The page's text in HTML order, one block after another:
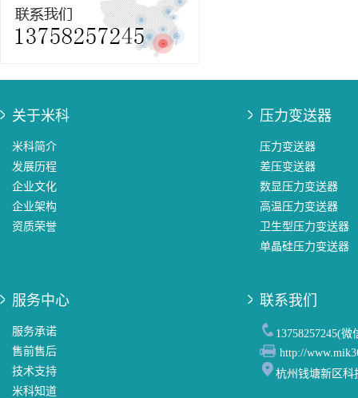
关于米科
米科简介
发展历程
企业文化
企业架构
资质荣誉
压力变送器
压力变送器
差压变送器
数显压力变送器
高温压力变送器
卫生型压力变送器
单晶硅压力变送器
服务中心
服务承诺
售前售后
技术支持
米科知道
联系我们
13758257245(微
http://
杭州钱塘新区科